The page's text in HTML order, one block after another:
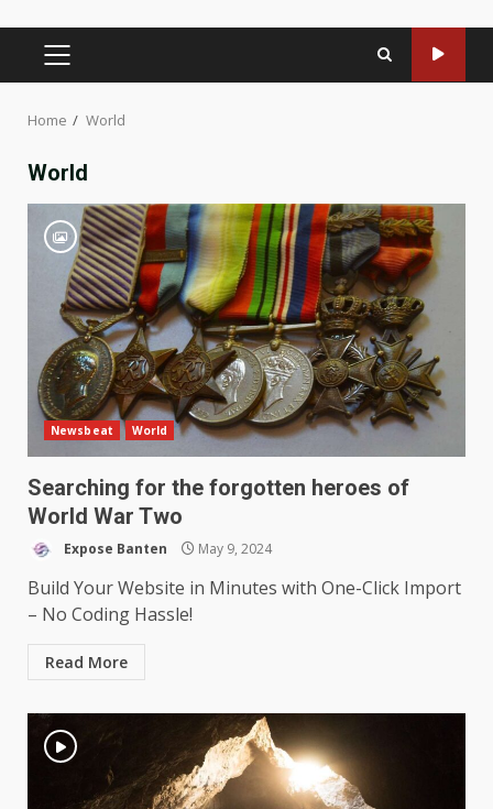
PRIMARY
MENU
Home World
World
Newsbeat World
Searching for the forgotten heroes of
World War Two
Expose Banten May 9, 2024
Build Your Website in Minutes with One-Click Import
– No Coding Hassle!
Read More